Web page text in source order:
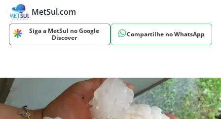
MetSul.com
Siga a MetSul no Google
Discover
Compartilhe no WhatsApp